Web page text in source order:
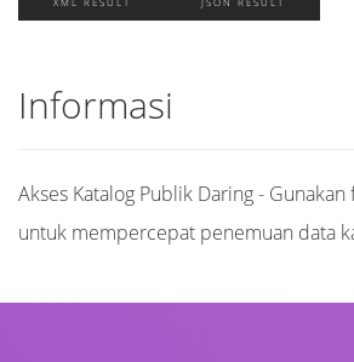
Informasi
Akses Katalog Publik Daring -
untuk mempercepat penemuan data